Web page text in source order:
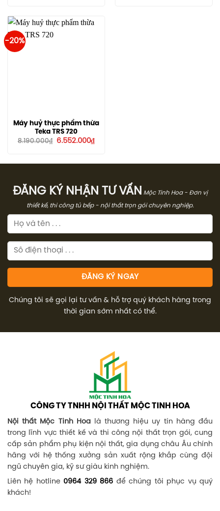
-20%
Máy huỷ thực phẩm thừa
Teka TRS 720
8.190.000₫
Giá
6.552.000₫Giá
hiện
6.552.000₫.
ĐĂNG KÝ NHẬN TƯ VẤN Mộc Tinh Hoa - Đơn vị
thiết kế, thi công tủ bếp - nội thất trọn gói chuyên nghiệp.
Chúng tôi sẽ gọi lại tư vấn & hỗ trợ quý khách hàng trong
thời gian sớm nhất có thể.
CÔNG TY TNHH NỘI THẤT MỘC TINH HOA
Nội thất Mộc Tinh Hoalà thương hiệu uy tín hàng đầu
trong lĩnh vực thiết kế và thi công nội thất trọn gói, cung
cấp sản phẩm phụ kiện nội thất, gia dụng châu Âu chính
hãng với hệ thống xưởng sản xuất rộng khắp cùng đội
ngũ chuyên gia, kỹ sư giàu kinh nghiệm.
Liên hệ hotline 0964 329 866 để chúng tôi phục vụ quý
khách!